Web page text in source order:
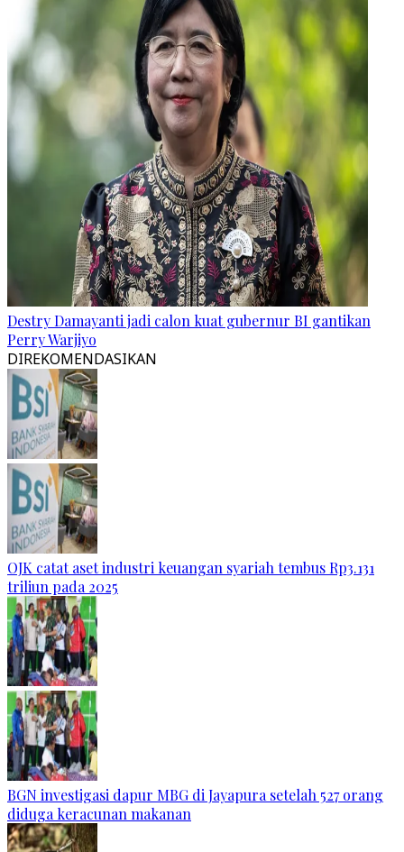
Destry Damayanti jadi calon kuat gubernur BI gantikan
Perry Warjiyo
DIREKOMENDASIKAN
OJK catat aset industri keuangan syariah tembus Rp3.131
triliun pada 2025
BGN investigasi dapur MBG di Jayapura setelah 527 orang
diduga keracunan makanan